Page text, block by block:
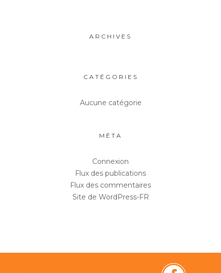
ARCHIVES
CATÉGORIES
Aucune catégorie
MÉTA
Connexion
Flux des publications
Flux des commentaires
Site de WordPress-FR